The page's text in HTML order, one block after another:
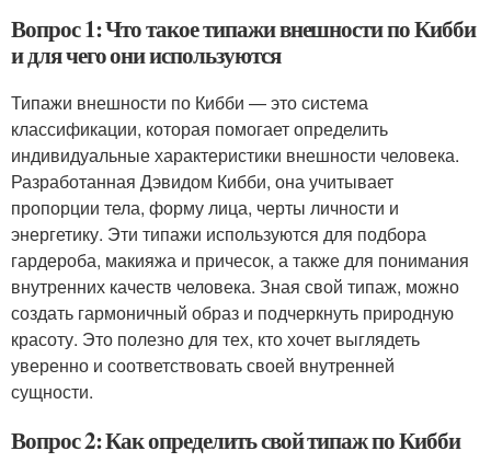
Вопрос 1: Что такое типажи внешности по Кибби
и для чего они используются
Типажи внешности по Кибби — это система
классификации, которая помогает определить
индивидуальные характеристики внешности человека.
Разработанная Дэвидом Кибби, она учитывает
пропорции тела, форму лица, черты личности и
энергетику. Эти типажи используются для подбора
гардероба, макияжа и причесок, а также для понимания
внутренних качеств человека. Зная свой типаж, можно
создать гармоничный образ и подчеркнуть природную
красоту. Это полезно для тех, кто хочет выглядеть
уверенно и соответствовать своей внутренней
сущности.
Вопрос 2: Как определить свой типаж по Кибби